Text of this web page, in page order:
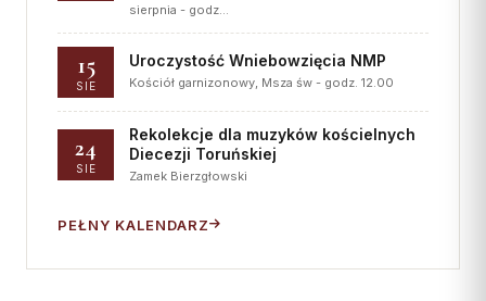
sierpnia - godz…
15
SIE
Uroczystość Wniebowzięcia NMP
Kościół garnizonowy, Msza św - godz. 12.00
24
SIE
Rekolekcje dla muzyków kościelnych
Diecezji Toruńskiej
Zamek Bierzgłowski
PEŁNY KALENDARZ